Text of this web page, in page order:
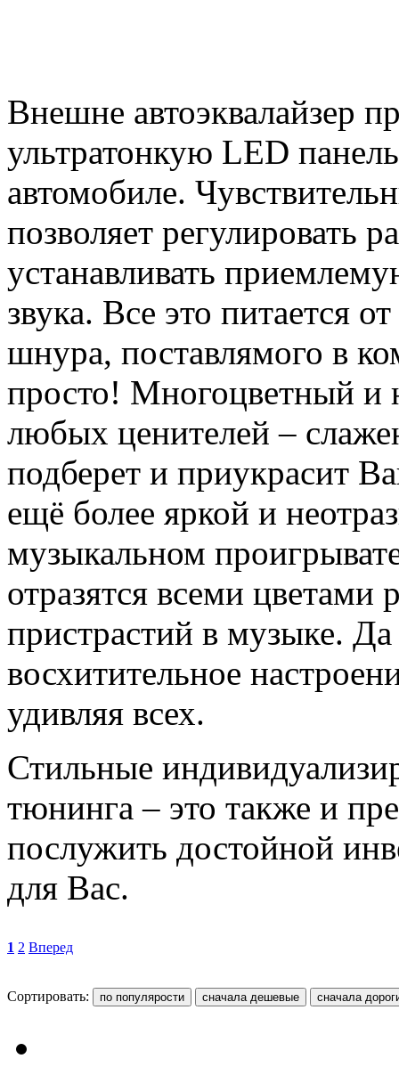
Внешне автоэквалайзер
ультратонкую LED
автомобиле.
позволяет регулировать
устанавливать
звука. Все это питается
шнура, поставлямого в
просто! Многоцветный и
любых ценителей –
подберет и приукрасит
ещё более яркой и
музыкальном
отразятся всеми
пристрастий в музыке.
восхитительное
удивляя всех.
Стильные
тюнинга – это также и
послужить достойной
для Вас.
1 2 Вперед
Сортировать: